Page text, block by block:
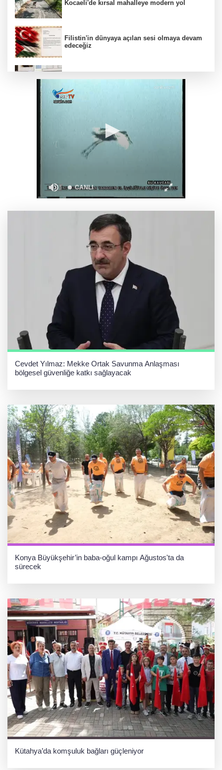
Kocaeli'de kırsal mahalleye modern yol
Filistin'in dünyaya açılan sesi olmaya devam
edeceğiz
istikrarın güçlendiği gelecek hedefliyoruz
İlaç denetiminde uluslararası standart
Bursa Osmangazi’nin nabzını Küplüpınar'da
Cevdet Yılmaz: Mekke Ortak Savunma Anlaşması
bölgesel güvenliğe katkı sağlayacak
Konya Büyükşehir’in baba-oğul kampı Ağustos'ta da
sürecek
Kütahya’da komşuluk bağları güçleniyor